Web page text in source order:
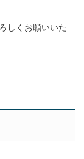
しくお願いいた